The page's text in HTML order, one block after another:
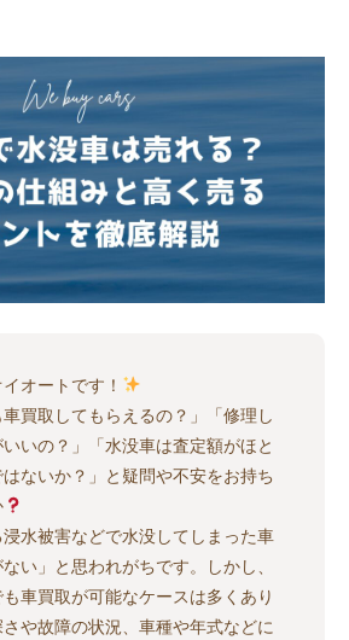
オートです！
車買取してもらえるの？」「修理し
いの？」「水没車は査定額がほと
ないか？」と疑問や不安をお持ち
水被害などで水没してしまった車
い」と思われがちです。しかし、
車買取が可能なケースは多くあり
や故障の状況、車種や年式などに